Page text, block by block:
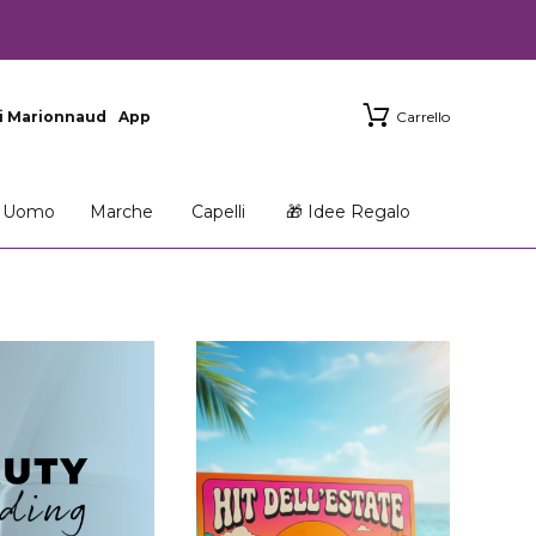
Marionnaud App Carrello
Uomo Marche Capelli 🎁 Idee Regalo